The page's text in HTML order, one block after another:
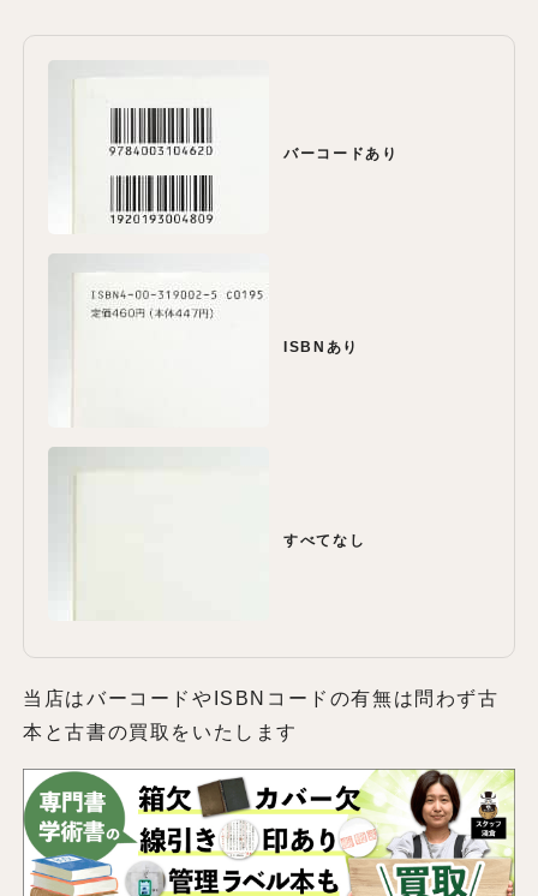
バーコードあり
ISBNあり
すべてなし
当店はバーコードやISBNコードの有無は問わず古
本と古書の買取をいたします